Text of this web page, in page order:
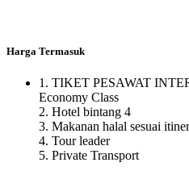
Harga Termasuk
1. TIKET PESAWAT
Economy Class
2. Hotel bintang 4
3. Makanan halal sesuai
4. Tour leader
5. Private Transport